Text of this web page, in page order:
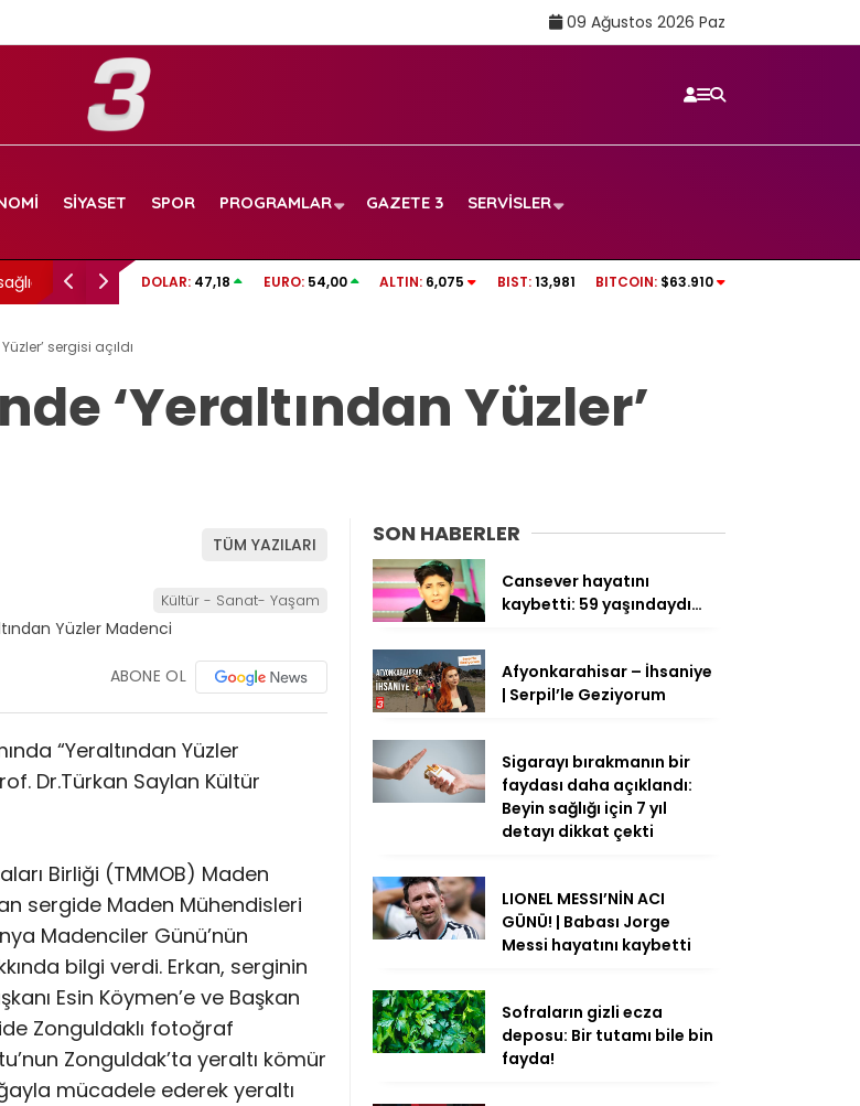
09 Ağustos 2026 Paz
SIYASET SPOR PROGRAMLAR GAZETE 3 SERVISLER
Cansever hayatını kaybetti: 59 yaşındaydı…
Sigarayı bırakmanın bir faydası daha
DOLAR: 47,18 EURO: 54,00 ALTIN: 6,075 BIST: 13,981 BITCOIN: $63.910
sergisi açıldı
‘Yeraltından Yüzler’
TÜM YAZILARI
Kültür - Sanat- Yaşam
ABONE OL
“Yeraltından Yüzler
Dr.Türkan Saylan Kültür
Birliği (TMMOB) Maden
sergide Maden Mühendisleri
Madenciler Günü’nün
bilgi verdi. Erkan, serginin
Esin Köymen’e ve Başkan
Zonguldaklı fotoğraf
Zonguldak’ta yeraltı kömür
mücadele ederek yeraltı
SON HABERLER
Cansever hayatını
kaybetti: 59 yaşındaydı…
Afyonkarahisar – İhsaniye
| Serpil’le Geziyorum
Sigarayı bırakmanın bir
faydası daha açıklandı:
Beyin sağlığı için 7 yıl
detayı dikkat çekti
LIONEL MESSI’NİN ACI
GÜNÜ! | Babası Jorge
Messi hayatını kaybetti
Sofraların gizli ecza
deposu: Bir tutamı bile bin
fayda!